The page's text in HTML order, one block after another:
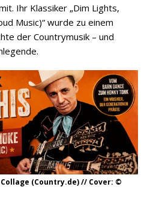
Ihr Klassiker „Dim Lights,
Music)“ wurde zu einem
der Countrymusik – und
(Country.de) // Cover: ©